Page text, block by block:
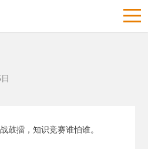
鼓擂，知识竞赛谁怕谁。